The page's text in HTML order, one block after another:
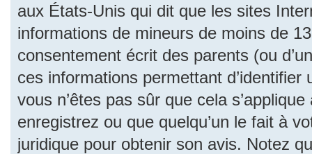
aux États-Unis qui dit que les sites
informations de mineurs de moins de
consentement écrit des parents (ou
ces informations permettant
vous n’êtes pas sûr que cela
enregistrez ou que quelqu’un le fait à
juridique pour obtenir son avis. Notez